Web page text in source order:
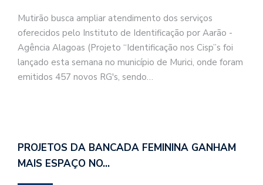
Mutirão busca ampliar atendimento dos serviços
oferecidos pelo Instituto de Identificação por Aarão -
Agência Alagoas (Projeto “Identificação nos Cisp”s foi
lançado esta semana no município de Murici, onde foram
emitidos 457 novos RG's, sendo…
PROJETOS DA BANCADA FEMININA GANHAM
MAIS ESPAÇO NO…